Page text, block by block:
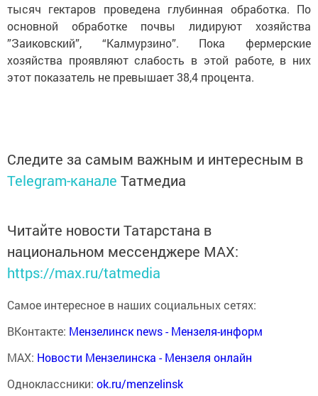
тысяч гектаров проведена глубинная обработка. По
основной обработке почвы лидируют хозяйства
”Заиковский”, “Калмурзино”. Пока фермерские
хозяйства проявляют слабость в этой работе, в них
этот показатель не превышает 38,4 процента.
Следите за самым важным и интересным в
Telegram-канале Татмедиа
Читайте новости Татарстана в
национальном мессенджере MАХ:
https://max.ru/tatmedia
Самое интересное в наших социальных сетях:
ВКонтакте: Мензелинск news - Мензеля-информ
MAX: Новости Мензелинска - Мензеля онлайн
Одноклассники: ok.ru/menzelinsk